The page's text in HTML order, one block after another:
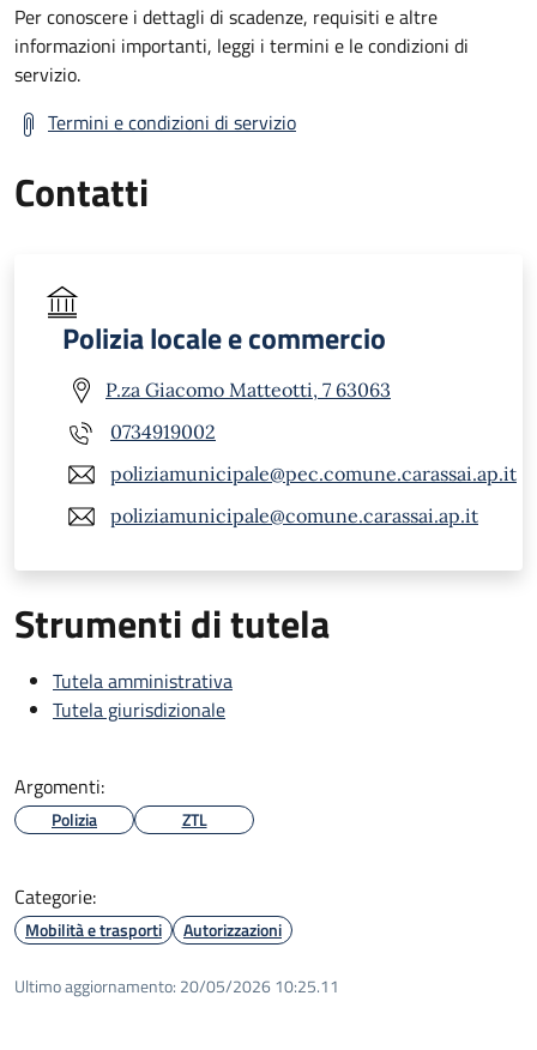
Per conoscere i dettagli di scadenze, requisiti e altre
informazioni importanti, leggi i termini e le condizioni di
servizio.
Termini e condizioni di servizio
Contatti
Polizia locale e commercio
P.za Giacomo Matteotti, 7 63063
0734919002
poliziamunicipale@pec.comune.carassai.ap.it
poliziamunicipale@comune.carassai.ap.it
Strumenti di tutela
Tutela amministrativa
Tutela giurisdizionale
Argomenti:
Polizia ZTL
Categorie:
Mobilità e trasporti Autorizzazioni
Ultimo aggiornamento: 20/05/2026 10:25.11